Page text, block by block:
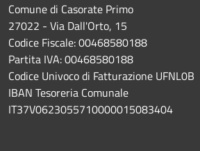
Comune di Casorate Primo
27022 - Via Dall'Orto, 15
Codice Fiscale: 00468580188
Partita IVA: 00468580188
Codice Univoco di Fatturazione UFNL0B
IBAN Tesoreria Comunale
IT37V0623055710000015083404